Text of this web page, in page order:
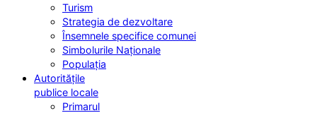
Turism
Strategia de dezvoltare
Însemnele specifice comunei
Simbolurile Naționale
Populația
Autoritățile
publice locale
Primarul